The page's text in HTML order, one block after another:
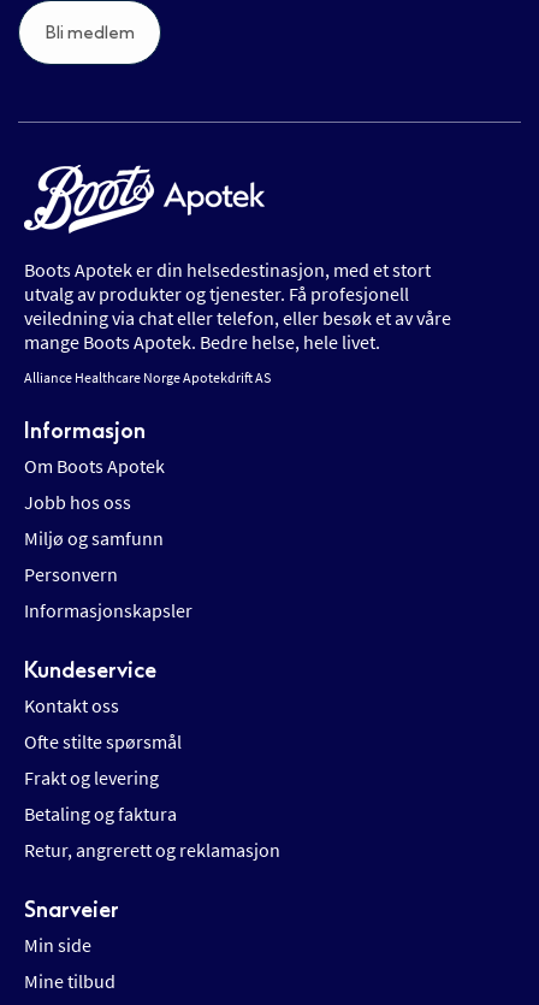
Bli medlem
Boots Apotek er din helsedestinasjon, med et stort
utvalg av produkter og tjenester. Få profesjonell
veiledning via chat eller telefon, eller besøk et av våre
mange Boots Apotek. Bedre helse, hele livet.
Alliance Healthcare Norge Apotekdrift AS
Informasjon
Om Boots Apotek
Jobb hos oss
Miljø og samfunn
Personvern
Informasjonskapsler
Kundeservice
Kontakt oss
Ofte stilte spørsmål
Frakt og levering
Betaling og faktura
Retur, angrerett og reklamasjon
Snarveier
Min side
Mine tilbud